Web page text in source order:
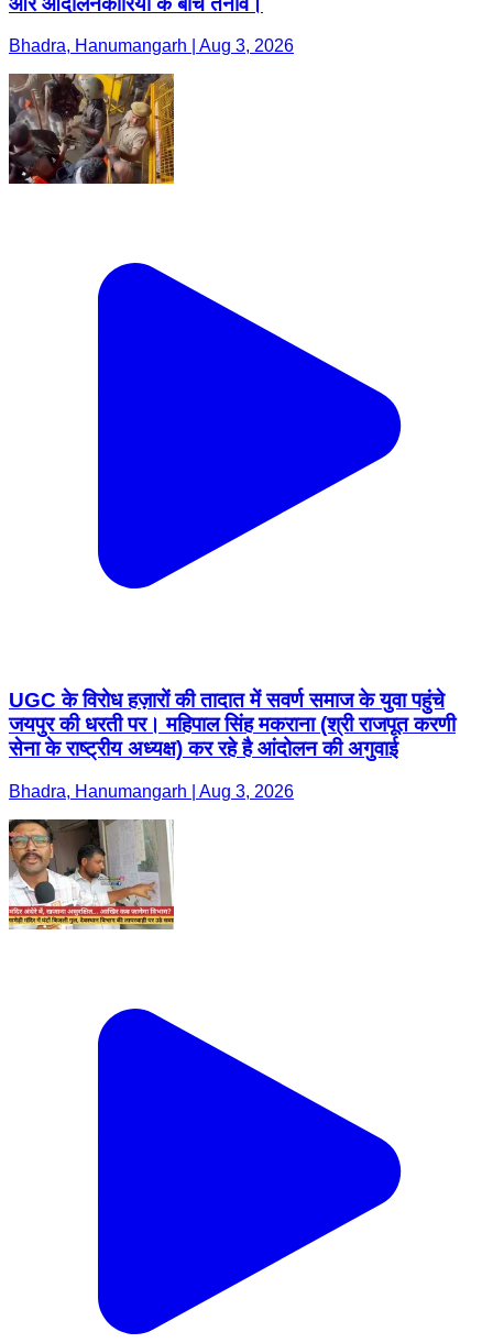
Bhadra, Hanumangarh | Aug 3, 2026
UGC के विरोध हज़ारों की तादात में सवर्ण समाज के युवा पहुंचे
जयपुर की धरती पर। महिपाल सिंह मकराना (श्री राजपूत करणी
सेना के राष्ट्रीय अध्यक्ष) कर रहे है आंदोलन की अगुवाई
Bhadra, Hanumangarh | Aug 3, 2026